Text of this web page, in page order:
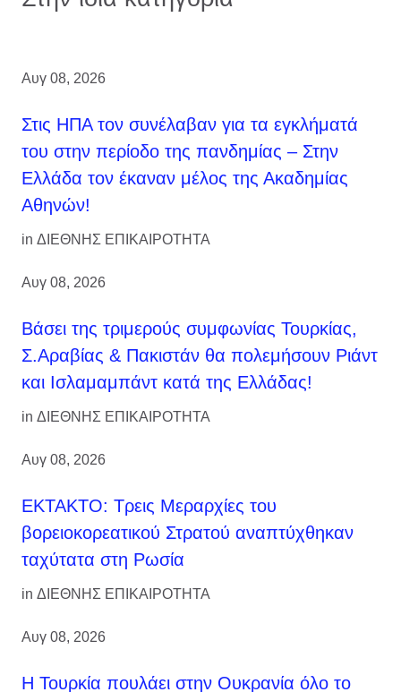
Αυγ 08, 2026
Στις ΗΠΑ τον συνέλαβαν για τα εγκλήματά
του στην περίοδο της πανδημίας – Στην
Ελλάδα τον έκαναν μέλος της Ακαδημίας
Αθηνών!
in ΔΙΕΘΝΗΣ ΕΠΙΚΑΙΡΟΤΗΤΑ
Αυγ 08, 2026
Βάσει της τριμερούς συμφωνίας Τουρκίας,
Σ.Αραβίας & Πακιστάν θα πολεμήσουν Ριάντ
και Ισλαμαμπάντ κατά της Ελλάδας!
in ΔΙΕΘΝΗΣ ΕΠΙΚΑΙΡΟΤΗΤΑ
Αυγ 08, 2026
ΕΚΤΑΚΤΟ: Τρεις Μεραρχίες του
βορειοκορεατικού Στρατού αναπτύχθηκαν
ταχύτατα στη Ρωσία
in ΔΙΕΘΝΗΣ ΕΠΙΚΑΙΡΟΤΗΤΑ
Αυγ 08, 2026
Η Τουρκία πουλάει στην Ουκρανία όλο το